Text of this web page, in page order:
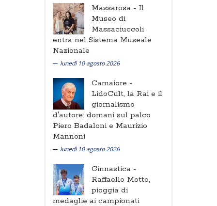
Massarosa - Il
Museo di
Massaciuccoli
entra nel Sistema Museale
Nazionale
lunedì 10 agosto 2026
Camaiore -
LidoCult, la Rai e il
giornalismo
d'autore: domani sul palco
Piero Badaloni e Maurizio
Mannoni
lunedì 10 agosto 2026
Ginnastica -
Raffaello Motto,
pioggia di
medaglie ai campionati